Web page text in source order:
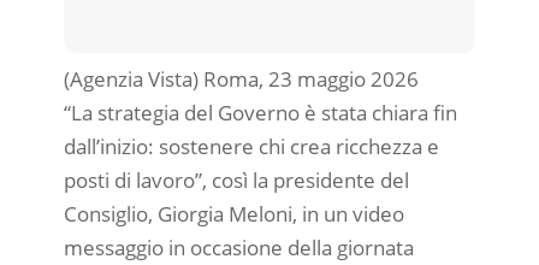
(Agenzia Vista) Roma, 23 maggio 2026
“La strategia del Governo è stata chiara fin
dall’inizio: sostenere chi crea ricchezza e
posti di lavoro”, così la presidente del
Consiglio, Giorgia Meloni, in un video
messaggio in occasione della giornata